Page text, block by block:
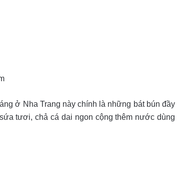
ở Nha Trang này chính là những bát bún đầy
tươi, chả cá dai ngon cộng thêm nước dùng